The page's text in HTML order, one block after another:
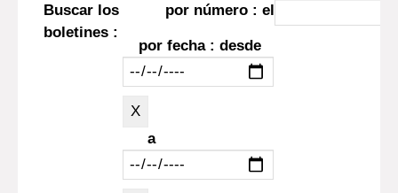
Buscar los
boletines :
por número : el
por fecha : desde
a